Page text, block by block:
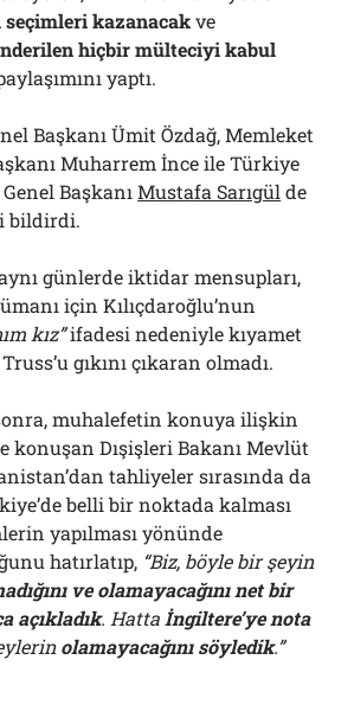
seçimleri kazanacakve
hiçbir mülteciyi kabul
yaptı.
Başkanı Ümit Özdağ, Memleket
Muharrem İnce ile Türkiye
BaşkanıMustafa Sarıgül de
bildirdi.
günlerde iktidar mensupları,
için Kılıçdaroğlu’nun
kız”ifadesi nedeniyle kıyamet
gıkını çıkaran olmadı.
muhalefetin konuya ilişkin
konuşan Dışişleri Bakanı Mevlüt
tahliyeler sırasında da
belli bir noktada kalması
yapılması yönünde
hatırlatıp, “Biz, böyle bir şeyin
ve olamayacağını net bir
açıkladık. Hatta İngiltere’ye nota
olamayacağını söyledik.”